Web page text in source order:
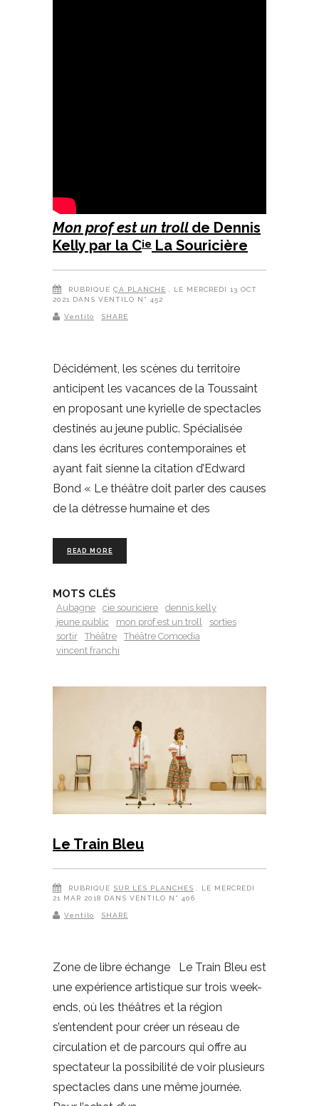
Mon prof est un troll de Dennis
Kelly par la Cie La Souricière
RUBRIQUE ÇA PLANCHE
, LE MERCREDI 13 OCT
2021 DANS VENTILO N° 452
Ventilo SHARE
Décidément, les scènes du territoire
anticipent les vacances de la Toussaint
en proposant une kyrielle de spectacles
destinés au jeune public. Spécialisée
dans les écritures contemporaines et
ayant fait sienne la citation d’Edward
Bond « Le théâtre doit parler des causes
de la détresse humaine et des
READ MORE
MOTS CLÉS
Aubagne cie souriciere
dennis kelly
jeune public
mon prof est un troll
sorties
sortir
Théâtre
Théâtre Comœdia
vincent franchi
Le Train Bleu
RUBRIQUE SUR LES PLANCHES
, LE MERCREDI
21 MAR 2018 DANS VENTILO N° 406
Ventilo SHARE
Zone de libre échange Le Train Bleu est
une expérience artistique sur trois week-
ends, où les théâtres et la région
s’entendent pour créer un réseau de
circulation et de parcours qui offre au
spectateur la possibilité de voir plusieurs
spectacles dans une même journée.